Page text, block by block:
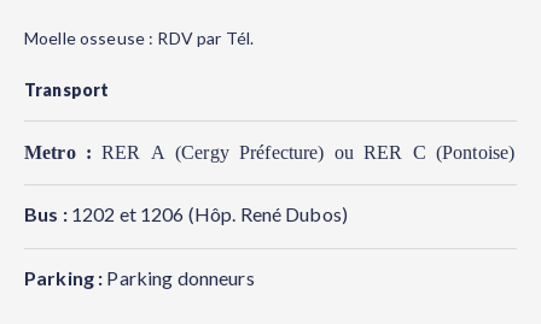
Moelle osseuse : RDV par Tél.
Transport
Metro : RER A (Cergy Préfecture) ou RER C (Pontoise)
Bus : 1202 et 1206 (Hôp. René Dubos)
Parking : Parking donneurs